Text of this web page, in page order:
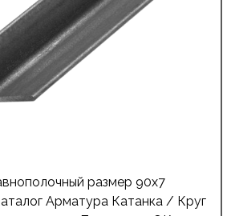
размер 90х7
Арматура Катанка / Круг